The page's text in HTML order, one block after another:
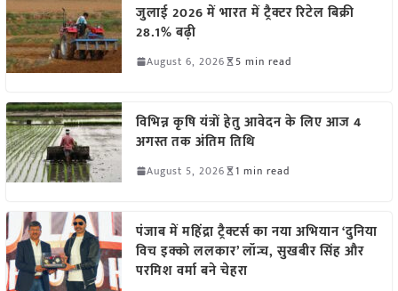
जुलाई 2026 में भारत में ट्रैक्टर रिटेल बिक्री
28.1% बढ़ी
August 6, 2026 5 min read
विभिन्न कृषि यंत्रों हेतु आवेदन के लिए आज 4
अगस्त तक अंतिम तिथि
August 5, 2026 1 min read
पंजाब में महिंद्रा ट्रैक्टर्स का नया अभियान ‘दुनिया
विच इक्को ललकार’ लॉन्च, सुखबीर सिंह और
परमिश वर्मा बने चेहरा